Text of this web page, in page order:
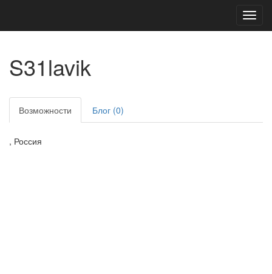
S31lavik
Возможности Блог (0)
, Россия